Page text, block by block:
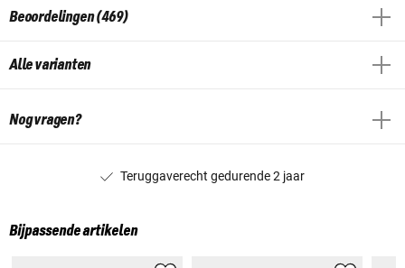
Beoordelingen (469)
Alle varianten
Nog vragen?
Teruggaverecht gedurende 2 jaar
Bijpassende artikelen